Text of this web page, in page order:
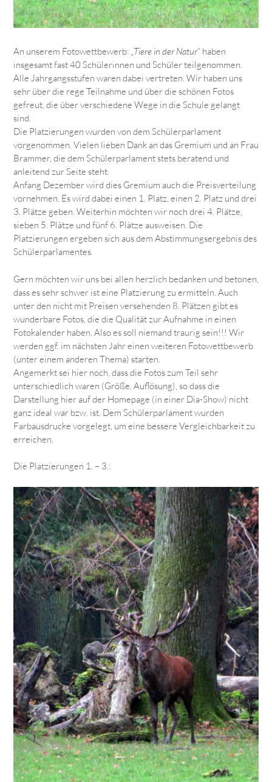
An unserem Fotowettbewerb: „Tiere in der Natur“ haben
insgesamt fast 40 Schülerinnen und Schüler teilgenommen.
Alle Jahrgangsstufen waren dabei vertreten. Wir haben uns
sehr über die rege Teilnahme und über die schönen Fotos
gefreut, die über verschiedene Wege in die Schule gelangt
sind.
Die Platzierungen wurden von dem Schülerparlament
vorgenommen. Vielen lieben Dank an das Gremium und an Frau
Brammer, die dem Schülerparlament stets beratend und
anleitend zur Seite steht.
Anfang Dezember wird dies Gremium auch die Preisverteilung
vornehmen. Es wird dabei einen 1. Platz, einen 2. Platz und drei
3. Plätze geben. Weiterhin möchten wir noch drei 4. Plätze,
sieben 5. Plätze und fünf 6. Plätze ausweisen. Die
Platzierungen ergeben sich aus dem Abstimmungsergebnis des
Schülerparlamentes.
Gern möchten wir uns bei allen herzlich bedanken und betonen,
dass es sehr schwer ist eine Platzierung zu ermitteln. Auch
unter den nicht mit Preisen versehenden 8. Plätzen gibt es
wunderbare Fotos, die die Qualität zur Aufnahme in einen
Fotokalender haben. Also es soll niemand traurig sein!!! Wir
werden ggf. im nächsten Jahr einen weiteren Fotowettbewerb
(unter einem anderen Thema) starten.
Angemerkt sei hier noch, dass die Fotos zum Teil sehr
unterschiedlich waren (Größe, Auflösung), so dass die
Darstellung hier auf der Homepage (in einer Dia-Show) nicht
ganz ideal war bzw. ist. Dem Schülerparlament wurden
Farbausdrucke vorgelegt, um eine bessere Vergleichbarkeit zu
erreichen.
Die Platzierungen 1. – 3.: